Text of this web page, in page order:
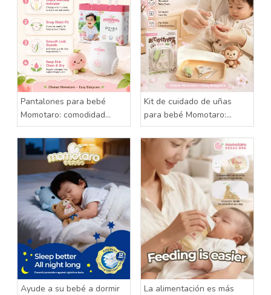
Pantalones para bebé
Momotaro: comodidad
suave para cada pequeña
aventura
Kit de cuidado de uñas
para bebé Momotaro:
cuidado suave para dedos
pequeños
Ayude a su bebé a dormir
La alimentación es más